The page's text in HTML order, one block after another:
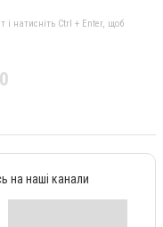
і натисніть Ctrl + Enter, щоб
на наші канали